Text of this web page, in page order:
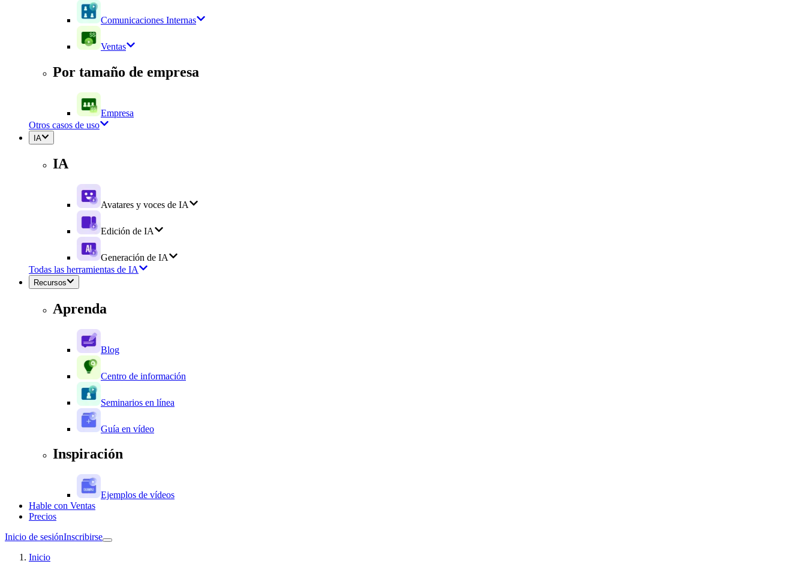
Comunicaciones Internas
Ventas
Por tamaño de empresa
Empresa
Otros casos de uso
IA
IA
Avatares y voces de IA
Edición de IA
Generación de IA
Todas las herramientas de IA
Recursos
Aprenda
Blog
Centro de información
Seminarios en línea
Guía en vídeo
Inspiración
Ejemplos de vídeos
Hable con Ventas
Precios
Inicio de sesiónInscribirse
Inicio